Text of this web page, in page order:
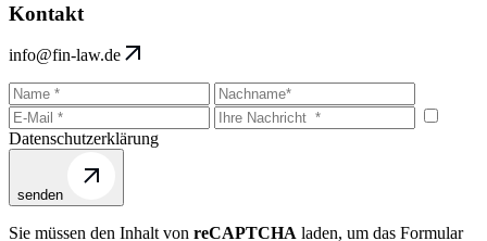
Kontakt
info@fin-law.de
Datenschutzerklärung
senden
Sie müssen den Inhalt von reCAPTCHA laden, um das Formular